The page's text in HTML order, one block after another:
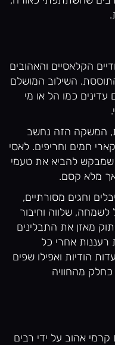
הקלאסיים והאהובים
השילוב המושלם
עדינים כמו הל או מי
המשקה הזה נחשב
חמים וחריפים. לאסי
שמבקש להביא את טעמי
מלא קסם.
וחגים מסורתיים,
שלווה וחיבור
מאזן את התבלינים
רעננות אחרי כל
הודיות ואפילו שפים
מהחוויה
אהוב על ידי רבים